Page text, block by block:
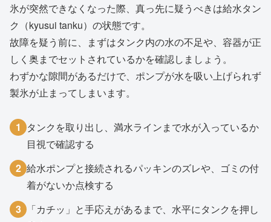
氷が突然できなくなった際、真っ先に疑うべきは給水タン
ク（kyusui tanku）の状態です。
故障を疑う前に、まずはタンク内の水の不足や、容器が正
しく奥までセットされているかを確認しましょう。
わずかな隙間があるだけで、ポンプが水を吸い上げられず
製氷が止まってしまいます。
1
タンクを取り出し、満水ラインまで水が入っているか
目視で確認する
2 給水ポンプと接続されるパッキンのズレや、ゴミの付
着がないか点検する
3
「カチッ」と手応えがあるまで、水平にタンクを押し